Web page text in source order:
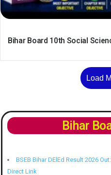
Bihar Board 10th Social
Load
Bihar
BSEB Bihar DElEd Result 2026
Direct Link